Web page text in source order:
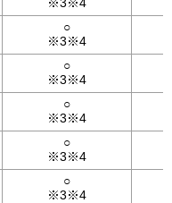
※3※4
○
※3※4
○
※3※4
○
※3※4
○
※3※4
○
※3※4